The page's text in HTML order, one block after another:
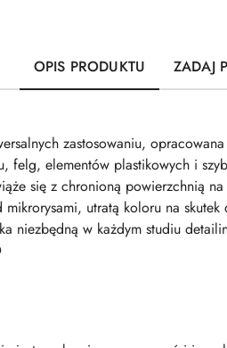
OPIS PRODUKTU ZADAJ
zastosowaniu,
felg, elementów plastikowych i
się z chronioną powierzchnią
utratą koloru na
niezbędną w każdym studiu